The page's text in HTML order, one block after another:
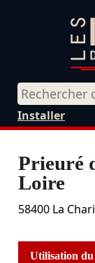
Installer
Prieuré
Loire
58400 La
Utilisation du